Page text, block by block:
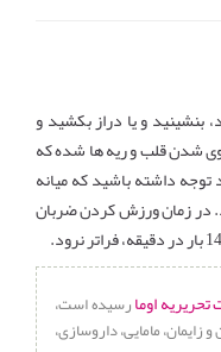
و یا دراز بکشید و
شدن قلب و ریه ها شده که
داشته باشید که میانه
در زمان ورزش کردن ضربان
اومارسیده است،
مامایی، داروسازی،